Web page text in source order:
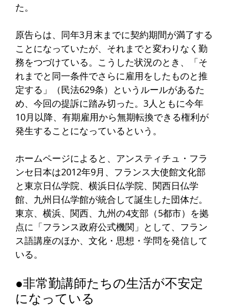
た。
原告らは、同年3月末までに契約期間が満了する
ことになっていたが、それまでと変わりなく勤
務をつづけている。こうした状況のとき、「そ
れまでと同一条件でさらに雇用をしたものと推
定する」（民法629条）というルールがあるた
め、今回の提訴に踏み切った。3人ともに今年
10月以降、有期雇用から無期転換できる権利が
発生することになっているという。
ホームページによると、アンスティチュ・フラ
ンセ日本は2012年9月、フランス大使館文化部
と東京日仏学院、横浜日仏学院、関西日仏学
館、九州日仏学館が統合して誕生した団体だ。
東京、横浜、関西、九州の4支部（5都市）を拠
点に「フランス政府公式機関」として、フラン
ス語講座のほか、文化・思想・学問を発信して
いる。
●非常勤講師たちの生活が不安定
になっている